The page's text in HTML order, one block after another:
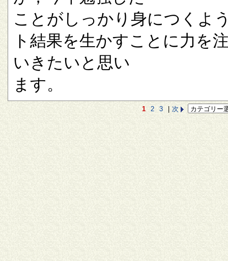
ことがしっかり身につくよ
ト結果を生かすことに力を
いきたいと思い
ます。
1 2 3 次